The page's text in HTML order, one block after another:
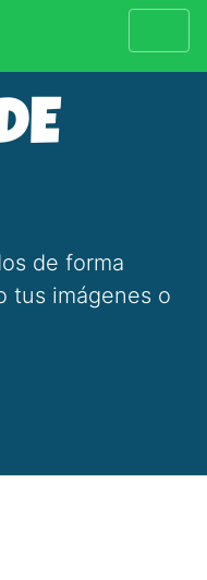
de forma
tus imágenes o